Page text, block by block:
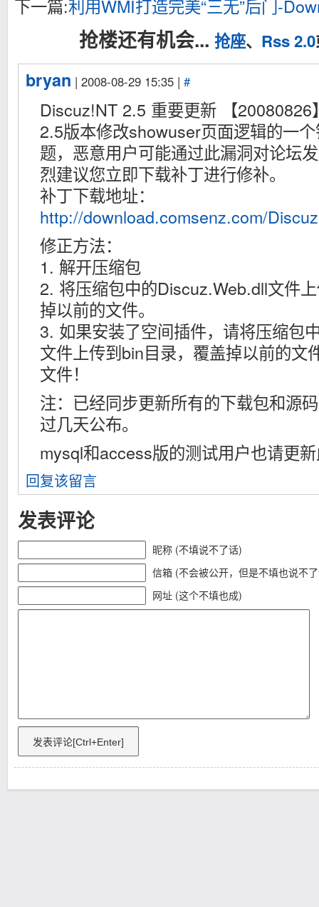
下一篇:利用WMI打造完美“三无”后门-
抢楼还有机会... 抢座、 Rss 2.0
bryan | 2008-08-29 15:35 | #
Discuz!NT 2.5 重要更新 【20080826
2.5版本修改showuser页面逻辑的一
题，恶意用户可能通过此漏洞对论坛
烈建议您立即下载补丁进行修补。
补丁下载地址：
http://download.comsenz.com/
修正方法：
1. 解开压缩包
2. 将压缩包中的Discuz.Web.dll文件
掉以前的文件。
3. 如果安装了空间插件，请将压缩包
文件上传到bin目录，覆盖掉以前的文
文件！
注：已经同步更新所有的下载包和源
过几天公布。
mysql和access版的测试用户也请更
回复该留言
发表评论
昵称 (不填说不了话)
信箱 (不会被公开，但是不填也说不
网址 (这个不填也成)